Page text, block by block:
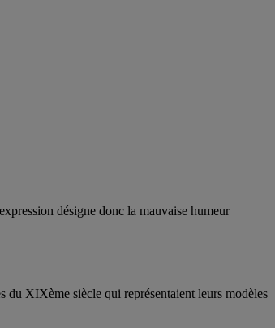
désigne donc la mauvaise humeur
du XIXème siècle qui représentaient leurs modèles